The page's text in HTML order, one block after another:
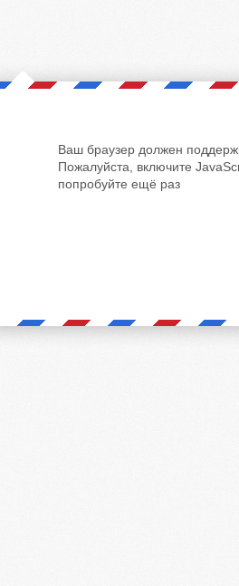
Ваш браузер должен
Пожалуйста, включите
попробуйте ещё раз